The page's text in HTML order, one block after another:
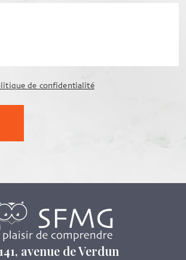
de confidentialité
141, avenue de Verdun